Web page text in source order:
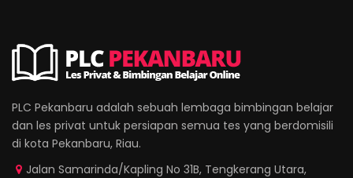
PLC Pekanbaru adalah sebuah lembaga bimbingan belajar
dan les privat untuk persiapan semua tes yang berdomisili
di kota Pekanbaru, Riau.
Jalan Samarinda/Kapling No 31B, Tengkerang Utara,